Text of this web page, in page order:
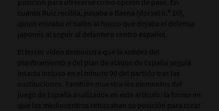
posición para ofrecerse como opción de pase. En
cuanto Ruiz recibía, pasaba a Baena (dorsal n.º 10),
quien enviaba el balón al hueco que dejaba el defensa
japonés al seguir al delantero centro español.
El tercer vídeo demuestra que la solidez del
planteamiento y del plan de ataque de España seguía
intacta incluso en el minuto 90 del partido tras las
sustituciones. También muestra los elementos del
juego de España analizados en este artículo: la forma en
que los mediocentros retrasaban su posición para crear